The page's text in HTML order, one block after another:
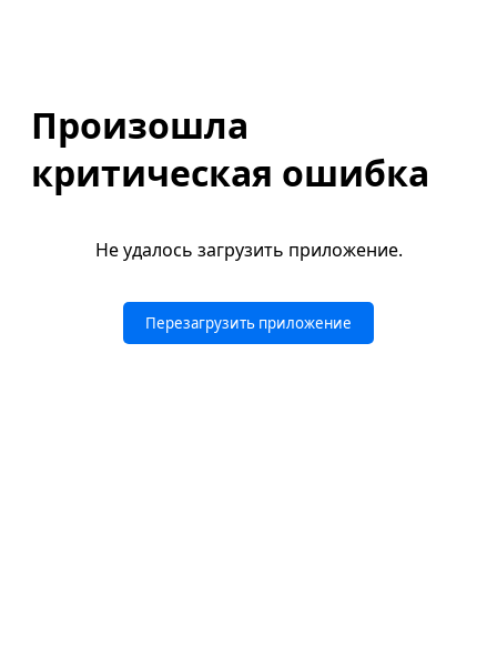
Произошла
критическая ошибка
Не удалось загрузить приложение.
Перезагрузить приложение